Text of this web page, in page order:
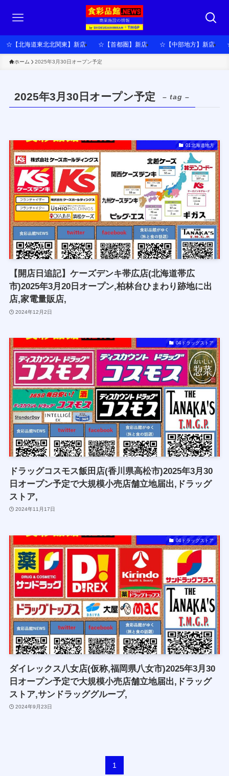
☆【北海道東北北関東】新店 ☆【首都圏】新店 ☆【中部地方】新店
ホーム 2025年3月30日オープン予定
2025年3月30日オープン予定 – tag –
01北海道地方
【開店日追記】ケーズデンキ帯広店(北海道帯広
市)2025年3月20日オープン,柏林台ひまわり跡地に出
店,家電量販店,
2024年12月2日
04ドラッグストア
ドラッグコスモス飯田店(香川県高松市)2025年3月30
日オープン予定で大規模小売店舗立地届出,ドラッグ
ストア,
2024年11月17日
04ドラッグストア
ダイレックス八女店(仮称,福岡県八女市)2025年3月30
日オープン予定で大規模小売店舗立地届出,ドラッグ
ストア,サンドラッググループ,
2024年9月23日
1